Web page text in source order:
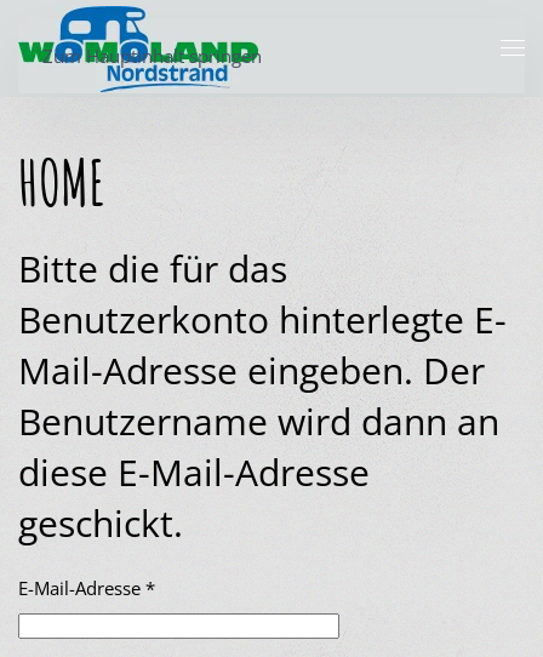
Zum Hauptinhalt springen
HOME
Bitte die für das
Benutzerkonto hinterlegte E-
Mail-Adresse eingeben. Der
Benutzername wird dann an
diese E-Mail-Adresse
geschickt.
E-Mail-Adresse *